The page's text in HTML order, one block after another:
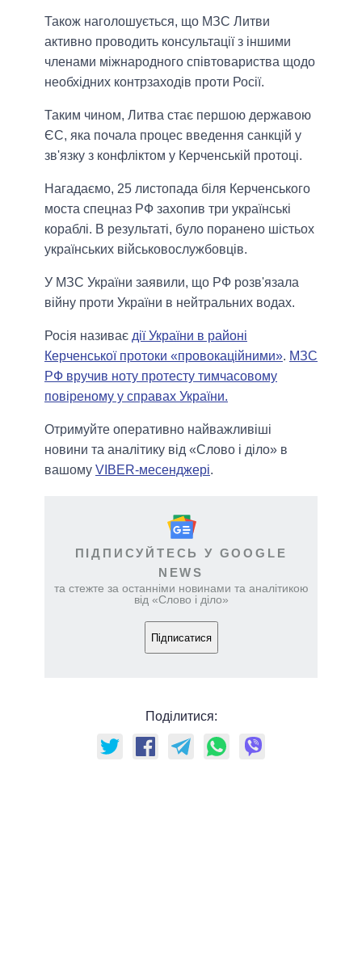
Також наголошується, що МЗС Литви
активно проводить консультації з іншими
членами міжнародного співтовариства щодо
необхідних контрзаходів проти Росії.
Таким чином, Литва стає першою державою
ЄС, яка почала процес введення санкцій у
зв'язку з конфліктом у Керченській протоці.
Нагадаємо, 25 листопада біля Керченського
моста спецназ РФ захопив три українські
кораблі. В результаті, було поранено шістьох
українських військовослужбовців.
У МЗС України заявили, що РФ розв'язала
війну проти України в нейтральних водах.
Росія називає дії України в районі
Керченської протоки «провокаційними». МЗС
РФ вручив ноту протесту тимчасовому
повіреному у справах України.
Отримуйте оперативно найважливіші
новини та аналітику від «Слово і діло» в
вашому VIBER-месенджері.
ПІДПИСУЙТЕСЬ У GOOGLE
NEWS
та стежте за останніми новинами та аналітикою
від «Слово і діло»
Підписатися
Поділитися: